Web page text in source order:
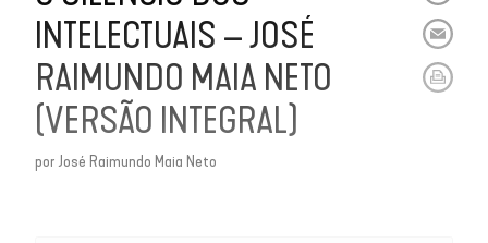
INTELECTUAIS – JOSÉ
RAIMUNDO MAIA NETO
(VERSÃO INTEGRAL)
por José Raimundo Maia Neto